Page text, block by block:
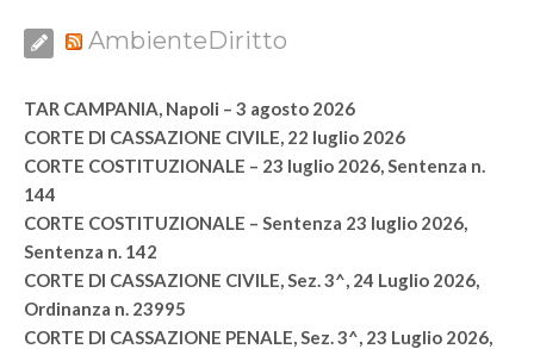
AmbienteDiritto
TAR CAMPANIA, Napoli – 3 agosto 2026
CORTE DI CASSAZIONE CIVILE, 22 luglio 2026
CORTE COSTITUZIONALE – 23 luglio 2026, Sentenza n.
144
CORTE COSTITUZIONALE – Sentenza 23 luglio 2026,
Sentenza n. 142
CORTE DI CASSAZIONE CIVILE, Sez. 3^, 24 Luglio 2026,
Ordinanza n. 23995
CORTE DI CASSAZIONE PENALE, Sez. 3^, 23 Luglio 2026,